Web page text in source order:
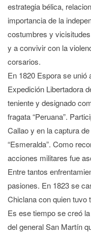
estrategia bélica,
importancia de la
costumbres y
y a convivir con la
corsarios.
En 1820 Espora se unió
Expedición Libertadora
teniente y designado
fragata “Peruana”.
Callao y en la captura
“Esmeralda”. Como
acciones militares fue
Entre tantos
pasiones. En 1823 se
Chiclana con quien tuvo
Es ese tiempo se creó
del general San Martín